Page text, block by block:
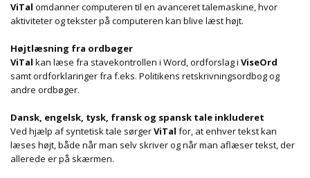
ViTal omdanner computeren til en avanceret talemaskine, hvor
aktiviteter og tekster på computeren kan blive læst højt.
Højtlæsning fra ordbøger
ViTal kan læse fra stavekontrollen i Word, ordforslag i ViseOrd
samt ordforklaringer fra f.eks. Politikens retskrivningsordbog og
andre ordbøger.
Dansk, engelsk, tysk, fransk og spansk tale inkluderet
Ved hjælp af syntetisk tale sørgerViTal for, at enhver tekst kan
læses højt, både når man selv skriver og når man aflæser tekst, der
allerede er på skærmen.